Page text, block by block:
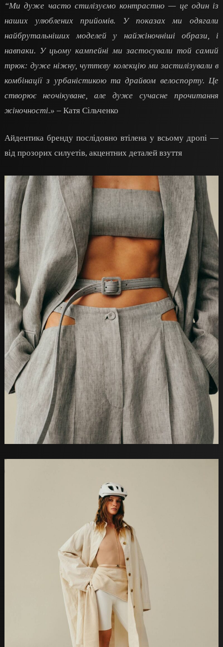
“Ми дуже часто стилізуємо контрастно — це один із
наших улюблених прийомів. У показах ми одягали
найбрутальніших моделей у найжіночніші образи, і
навпаки. У цьому кампейні ми застосували той самий
трюк: дуже ніжну, чуттєву колекцію ми застилізували в
комбінації з урбаністикою та драйвом велоспорту. Це
створює неочікуване, але дуже сучасне прочитання
жіночності.» – Катя Сільченко
Айдентика бренду послідовно втілена у всьому дропі —
від прозорих силуетів, акцентних деталей взуття